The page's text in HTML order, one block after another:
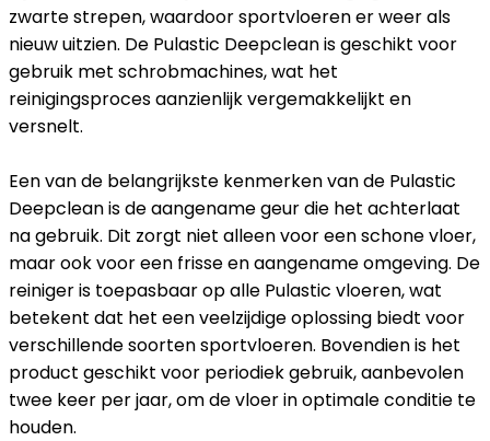
zwarte strepen, waardoor sportvloeren er weer als
nieuw uitzien. De Pulastic Deepclean is geschikt voor
gebruik met schrobmachines, wat het
reinigingsproces aanzienlijk vergemakkelijkt en
versnelt.
Een van de belangrijkste kenmerken van de Pulastic
Deepclean is de aangename geur die het achterlaat
na gebruik. Dit zorgt niet alleen voor een schone vloer,
maar ook voor een frisse en aangename omgeving. De
reiniger is toepasbaar op alle Pulastic vloeren, wat
betekent dat het een veelzijdige oplossing biedt voor
verschillende soorten sportvloeren. Bovendien is het
product geschikt voor periodiek gebruik, aanbevolen
twee keer per jaar, om de vloer in optimale conditie te
houden.